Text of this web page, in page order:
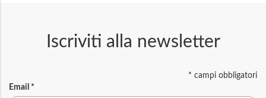
Iscriviti alla newsletter
* campi obbligatori
Email *